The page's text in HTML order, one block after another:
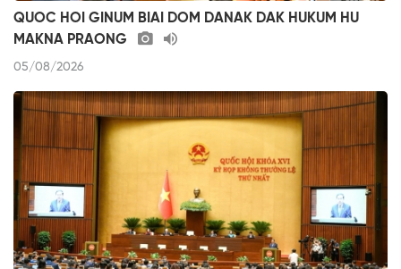
QUOC HOI GINUM BIAI DOM DANAK DAK HUKUM HU
MAKNA PRAONG
05/08/2026